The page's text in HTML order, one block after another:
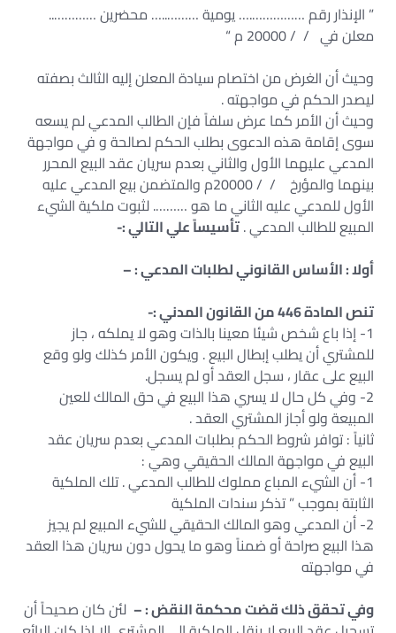
” الإنذار رقم …………….… يومية ………..… محضرين …………..
معلن في / / 20000 م “
وحيث أن الغرض من اختصام سيادة المعلن إليه الثالث بصفته
ليصدر الحكم في مواجهته .
وحيث أن الأمر كما عرض سلفاً فإن الطالب المدعي لم يسعه
سوى إقامة هذه الدعوى بطلب الحكم لصالحة و في مواجهة
المدعي عليهما الأول والثاني بعدم سريان عقد البيع المحرر
بينهما والمؤرخ / / 20000م والمتضمن بيع المدعي عليه
الأول للمدعي عليه الثاني ما هو ………. لثبوت ملكية الشيء
المبيع للطالب المدعي .تأسيساً علي التالي :-
أولا : الأساس القانوني لطلبات المدعي : –
تنص المادة 446 من القانون المدني :-
1- إذا باع شخص شيئا معينا بالذات وهو لا يملكه ، جاز
للمشتري أن يطلب إبطال البيع . ويكون الأمر كذلك ولو وقع
البيع على عقار ، سجل العقد أو لم يسجل.
2- وفي كل حال لا يسري هذا البيع في حق المالك للعين
المبيعة ولو أجاز المشتري العقد .
ثانياً : توافر شروط الحكم بطلبات المدعي بعدم سريان عقد
البيع في مواجهة المالك الحقيقي وهي :
1- أن الشيء المباع مملوك للطالب المدعي . تلك الملكية
الثابتة بموجب ” تذكر سندات الملكية
2- أن المدعي وهو المالك الحقيقي للشيء المبيع لم يجيز
هذا البيع صراحة أو ضمناً وهو ما يحول دون سريان هذا العقد
في مواجهته
وفي تحقق ذلك قضت محكمة النقض : – لئن كان صحيحاً أن